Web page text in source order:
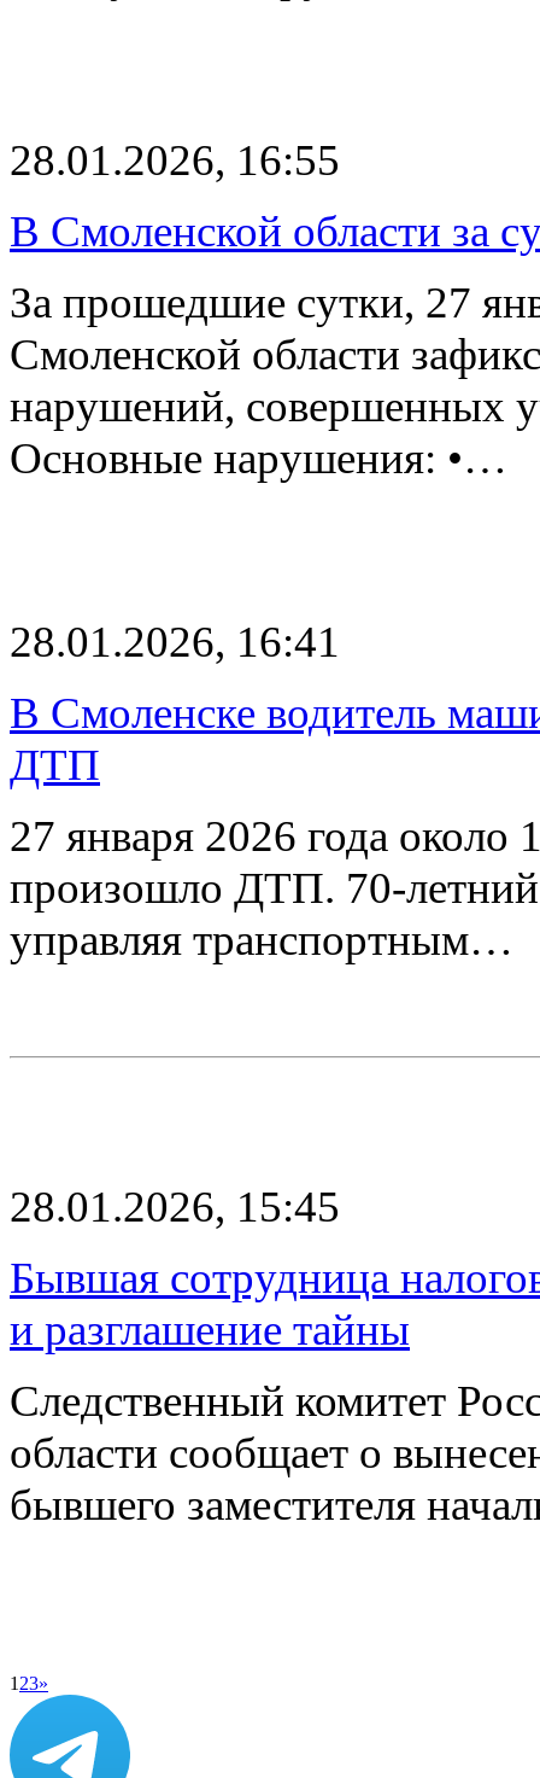
28.01.2026, 16:55
В Смоленской области за
За прошедшие сутки, 27
Смоленской области
нарушений, совершенных
Основные нарушения: •…
28.01.2026, 16:41
В Смоленске водитель
ДТП
27 января 2026 года
произошло ДТП. 70-летний
управляя транспортным…
28.01.2026, 15:45
Бывшая сотрудница
и разглашение тайны
Следственный комитет
области сообщает о
бывшего заместителя
1 23»